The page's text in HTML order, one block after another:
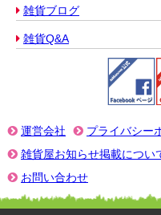
雑貨ブログ
雑貨Q&A
運営会社 プライバシー
雑貨屋お知らせ掲載につい
お問い合わせ